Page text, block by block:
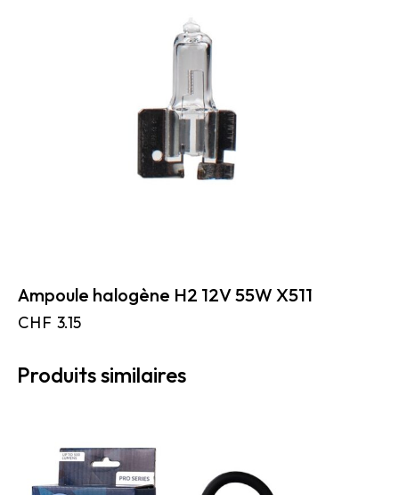
Ampoule halogène H2 12V 55W X511
CHF 3.15
Produits similaires